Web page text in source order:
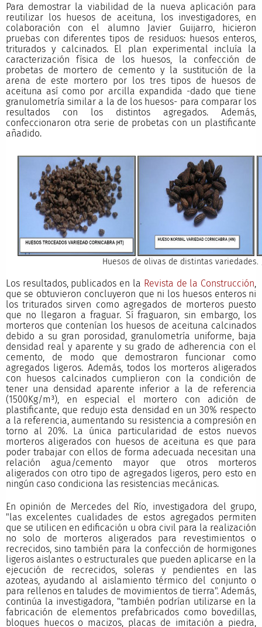
Para demostrar la viabilidad de la nueva aplicación para
reutilizar los huesos de aceituna, los investigadores, en
colaboración con el alumno Javier Guijarro, hicieron
pruebas con diferentes tipos de residuos: huesos enteros,
triturados y calcinados. El plan experimental incluía la
caracterización física de los huesos, la confección de
probetas de mortero de cemento y la sustitución de la
arena de este mortero por los tres tipos de huesos de
aceituna así como por arcilla expandida -dado que tiene
granulometría similar a la de los huesos- para comparar los
resultados con los distintos agregados. Además,
confeccionaron otra serie de probetas con un plastificante
añadido.
Huesos de olivas de distintas variedades.
Los resultados, publicados en la Revista de la Construcción,
que se obtuvieron concluyeron que ni los huesos enteros ni
los triturados sirven como agregados de morteros puesto
que no llegaron a fraguar. Sí fraguaron, sin embargo, los
morteros que contenían los huesos de aceituna calcinados
debido a su gran porosidad, granulometría uniforme, baja
densidad real y aparente y su grado de adherencia con el
cemento, de modo que demostraron funcionar como
agregados ligeros. Además, todos los morteros aligerados
con huesos calcinados cumplieron con la condición de
tener una densidad aparente inferior a la de referencia
(1500Kg/m³), en especial el mortero con adición de
plastificante, que redujo esta densidad en un 30% respecto
a la referencia, aumentando su resistencia a compresión en
torno al 20%. La única particularidad de estos nuevos
morteros aligerados con huesos de aceituna es que para
poder trabajar con ellos de forma adecuada necesitan una
relación agua/cemento mayor que otros morteros
aligerados con otro tipo de agregados ligeros, pero esto en
ningún caso condiciona las resistencias mecánicas.
En opinión de Mercedes del Río, investigadora del grupo,
"las excelentes cualidades de estos agregados permiten
que se utilicen en edificación u obra civil para la realización
no solo de morteros aligerados para revestimientos o
recrecidos, sino también para la confección de hormigones
ligeros aislantes o estructurales que pueden aplicarse en la
ejecución de recrecidos, soleras y pendientes en las
azoteas, ayudando al aislamiento térmico del conjunto o
para rellenos en taludes de movimientos de tierra". Además,
continúa la investigadora, "también podrían utilizarse en la
fabricación de elementos prefabricados como bovedillas,
bloques huecos o macizos, placas de imitación a piedra,